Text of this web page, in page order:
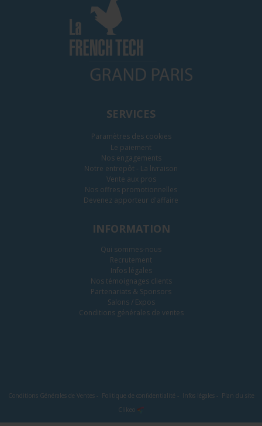
SERVICES
Paramètres des cookies
Le paiement
Nos engagements
Notre entrepôt - La livraison
Vente aux pros
Nos offres promotionnelles
Devenez apporteur d'affaire
INFORMATION
Qui sommes-nous
Recrutement
Infos légales
Nos témoignages clients
Partenariats & Sponsors
Salons / Expos
Conditions générales de ventes
Conditions Générales de Ventes- Politique de confidentialité - Infos légales- Plan du site
Clikeo